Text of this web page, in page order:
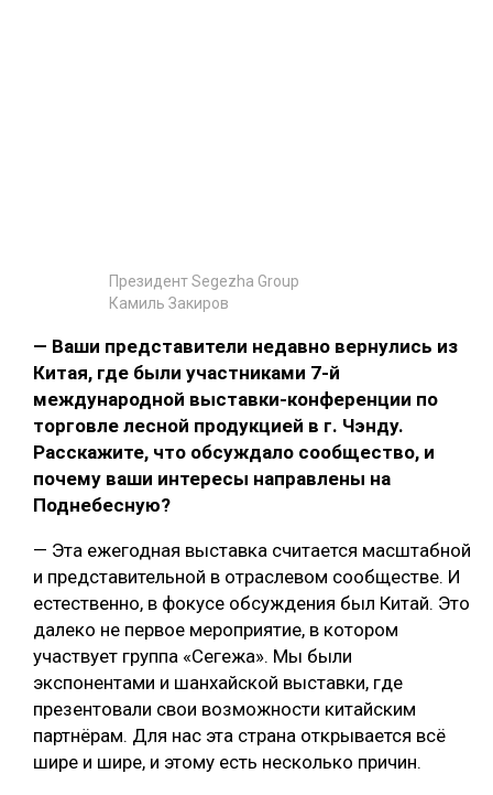
Президент Segezha Group
Камиль Закиров
— Ваши представители недавно вернулись из
Китая, где были участниками 7-й
международной выставки-конференции по
торговле лесной продукцией в г. Чэнду.
Расскажите, что обсуждало сообщество, и
почему ваши интересы направлены на
Поднебесную?
— Эта ежегодная выставка считается масштабной
и представительной в отраслевом сообществе. И
естественно, в фокусе обсуждения был Китай. Это
далеко не первое мероприятие, в котором
участвует группа «Сегежа». Мы были
экспонентами и шанхайской выставки, где
презентовали свои возможности китайским
партнёрам. Для нас эта страна открывается всё
шире и шире, и этому есть несколько причин.